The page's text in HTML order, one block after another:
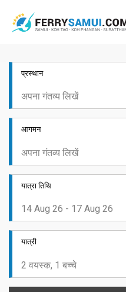
प्रस्थान
आगमन
यात्रा तिथि
यात्री